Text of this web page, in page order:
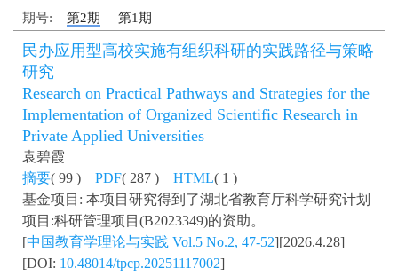
期号: 第2期 第1期
民办应用型高校实施有组织科研的实践路径与策略
研究
Research on Practical Pathways and Strategies for the
Implementation of Organized Scientific Research in
Private Applied Universities
袁碧霞
摘要( 99 ) PDF( 287 ) HTML( 1 )
基金项目: 本项目研究得到了湖北省教育厅科学研究计划
项目:科研管理项目(B2023349)的资助。
[中国教育学理论与实践 Vol.5 No.2, 47-52][2026.4.28]
[DOI: 10.48014/tpcp.20251117002]